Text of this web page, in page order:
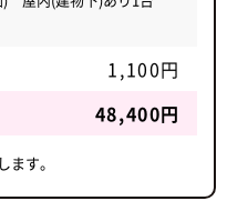
1,100円
48,400円
す。